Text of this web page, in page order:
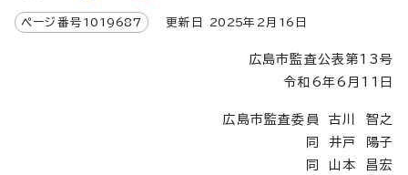
ページ番号 1019687 更新日 2025年2月 16 日
広島市監査公表第13号
令和6年6月11日
広島市監査委員 古川 智之
同 井戸 陽子
同 山本 昌宏